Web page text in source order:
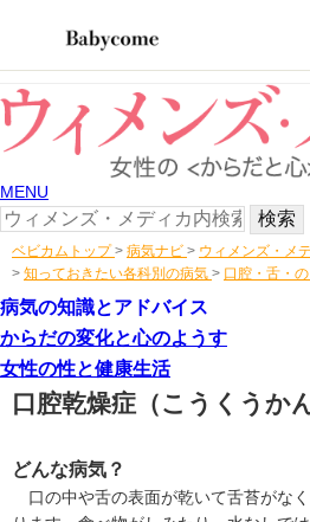
MENU
ベビカムトップ > 病気ナビ > ウィメンズ・メ
> 知っておきたい各科別の病気 > 口腔・舌・
病気の知識とアドバイス
からだの変化と心のようす
女性の性と健康生活
口腔乾燥症 （こうくうか
どんな病気？
口の中や舌の表面が乾いて舌苔がな